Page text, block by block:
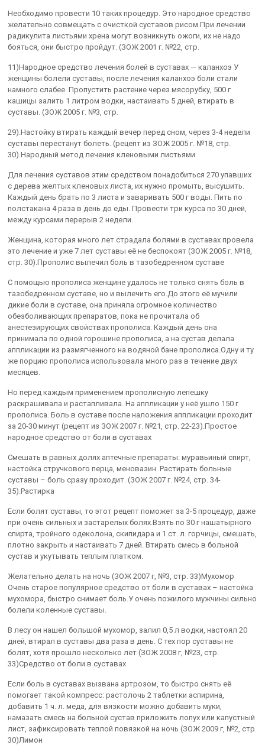
Необходимо провести 10 таких процедур. Это народное средство
желательно совмещать с очисткой суставов рисом.При лечении
радикулита листьями хрена могут возникнуть ожоги, их не надо
бояться, они быстро пройдут. (ЗОЖ 2001 г. №22, стр.
11)Народное средство лечения болей в суставах — каланхоэ У
женщины болели суставы, после лечения каланхоэ боли стали
намного слабее. Пропустить растение через мясорубку, 500 г
кашицы залить 1 литром водки, настаивать 5 дней, втирать в
суставы. (ЗОЖ 2005 г. №3, стр.
29).Настойку втирать каждый вечер перед сном, через 3-4 недели
суставы перестанут болеть. (рецепт из ЗОЖ 2005 г. №18, стр.
30).Народный метод лечения кленовыми листьями
Для лечения суставов этим средством понадобиться 270 упавших
с дерева желтых кленовых листа, их нужно промыть, высушить.
Каждый день брать по 3 листа и заваривать 500 г воды. Пить по
полстакана 4 раза в день до еды. Провести три курса по 30 дней,
между курсами перерыв 2 недели.
Женщина, которая много лет страдала болями в суставах провела
это лечение и уже 7 лет суставы её не беспокоят (ЗОЖ 2005 г. №18,
стр. 30).Прополис вылечил боль в тазобедренном суставе
С помощью прополиса женщине удалось не только снять боль в
тазобедренном суставе, но и вылечить его.До этого её мучили
дикие боли в суставе, она приняла огромное количество
обезболивающих препаратов, пока не прочитала об
анестезирующих свойствах прополиса. Каждый день она
принимала по одной горошине прополиса, а на сустав делала
аппликации из размягченного на водяной бане прополиса.Одну и ту
же порцию прополиса использовала много раз в течение двух
месяцев.
Но перед каждым применением прополисную лепешку
раскрашивала и растапливала. На аппликации у неё ушло 150 г
прополиса. Боль в суставе после наложения аппликации проходит
за 20-30 минут (рецепт из ЗОЖ 2007 г. №21, стр. 22-23).Простое
народное средство от боли в суставах
Смешать в равных долях аптечные препараты: муравьиный спирт,
настойка стручкового перца, меновазин. Растирать больные
суставы – боль сразу проходит. (ЗОЖ 2007 г. №24, стр. 34-
35).Растирка
Если болят суставы, то этот рецепт поможет за 3-5 процедур, даже
при очень сильных и застарелых болях.Взять по 30 г нашатырного
спирта, тройного одеколона, скипидара и 1 ст. л. горчицы, смешать,
плотно закрыть и настаивать 7 дней. Втирать смесь в больной
сустав и укутывать теплым платком.
Желательно делать на ночь (ЗОЖ 2007 г, №3, стр. 33)Мухомор
Очень старое популярное средство от боли в суставах – настойка
мухомора, быстро снимает боль.У очень пожилого мужчины сильно
болели коленные суставы.
В лесу он нашел большой мухомор, залил 0,5 л водки, настоял 20
дней, втирал в суставы два раза в день. С тех пор суставы не
болят, хотя прошло несколько лет (ЗОЖ 2008 г, №23, стр.
33)Средство от боли в суставах
Если боль в суставах вызвана артрозом, то быстро снять её
помогает такой компресс: растолочь 2 таблетки аспирина,
добавить 1 ч. л. меда, для вязкости можно добавить муки,
намазать смесь на больной сустав приложить лопух или капустный
лист, зафиксировать теплой повязкой на ночь (ЗОЖ 2009 г, №2, стр.
30)Лимон